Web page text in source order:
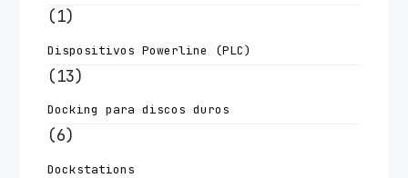
(1)
Dispositivos Powerline (PLC)
(13)
Docking para discos duros
(6)
Dockstations